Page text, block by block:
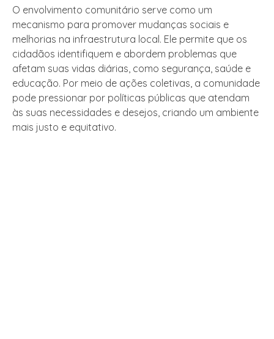
O envolvimento comunitário serve como um
mecanismo para promover mudanças sociais e
melhorias na infraestrutura local. Ele permite que os
cidadãos identifiquem e abordem problemas que
afetam suas vidas diárias, como segurança, saúde e
educação. Por meio de ações coletivas, a comunidade
pode pressionar por políticas públicas que atendam
às suas necessidades e desejos, criando um ambiente
mais justo e equitativo.